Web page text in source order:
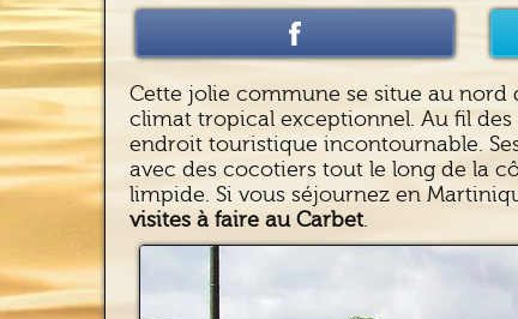
Cette jolie commune se situe au nord
climat tropical exceptionnel. Au fil des
endroit touristique incontournable.
avec des cocotiers tout le long de la
limpide. Si vous séjournez en
visites à faire au Carbet.